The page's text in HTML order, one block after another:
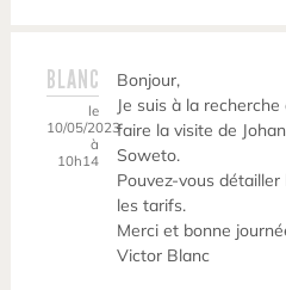
BLANC
le
10/05/2023
à
10h14
Bonjour,
Je suis à la recherche
faire la visite de
Soweto.
Pouvez-vous
les tarifs.
Merci et bonne
Victor Blanc